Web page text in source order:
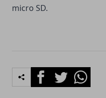
micro SD.
FacebookTwitterWhatsapp